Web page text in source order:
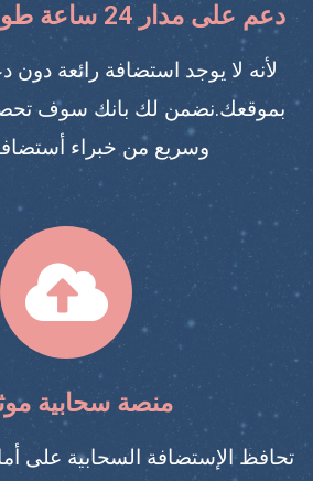
دعم على مدار 24 ساعة طوال أيام الاسبوع
لأنه لا يوجد استضافة رائعة دون
بموقعك.نضمن لك بانك سوف
وسريع من خبراء
منصة سحابية
تحافظ الإستضافة السحابية على